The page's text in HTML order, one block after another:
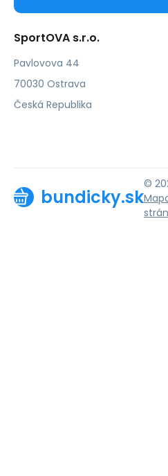
SportOVA s.r.o.
Pavlovova 44
70030 Ostrava
Česká Republika
bundicky.sk
©